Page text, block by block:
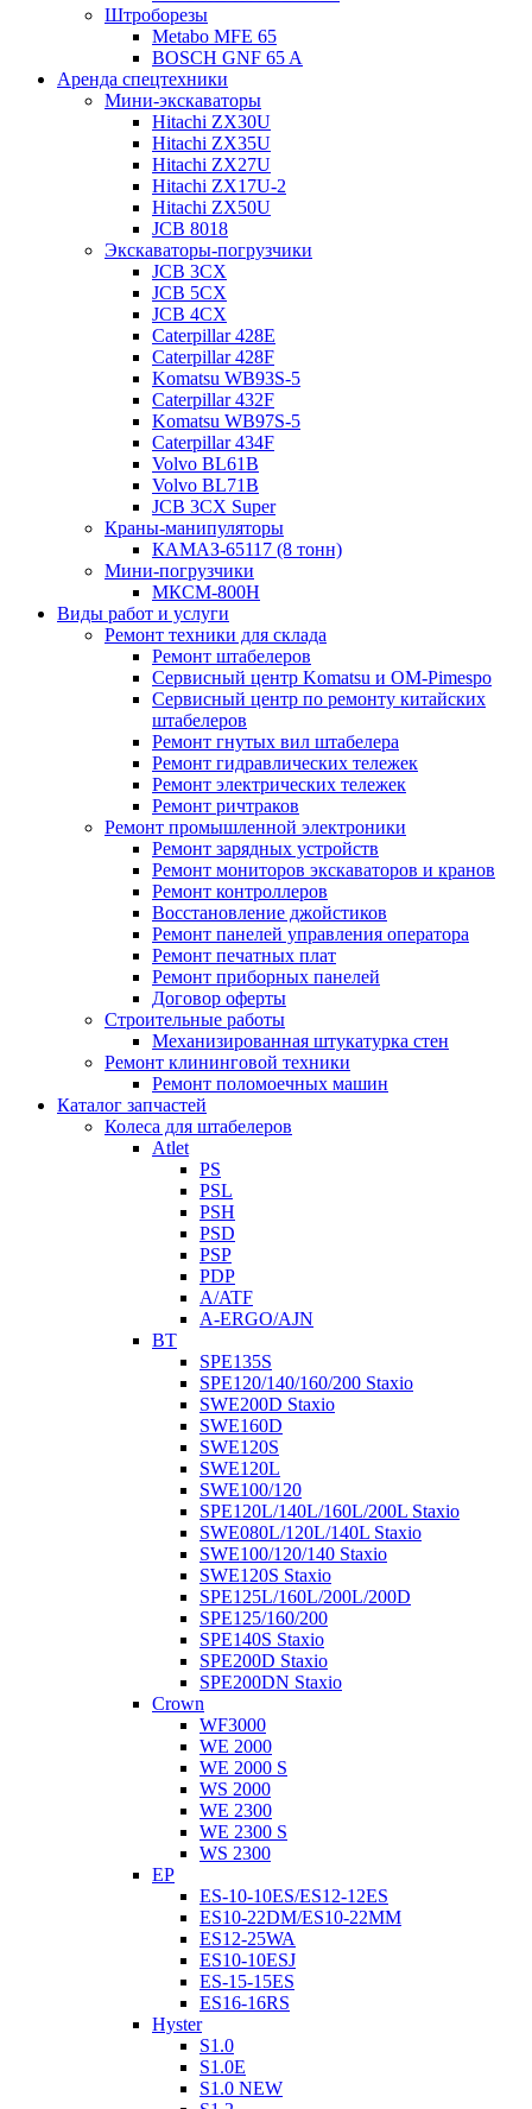
Штроборезы
Metabo MFE 65
BOSCH GNF 65 A
Аренда спецтехники
Мини-экскаваторы
Hitachi ZX30U
Hitachi ZX35U
Hitachi ZX27U
Hitachi ZX17U-2
Hitachi ZX50U
JCB 8018
Экскаваторы-погрузчики
JCB 3CX
JCB 5CX
JCB 4CX
Caterpillar 428E
Caterpillar 428F
Komatsu WB93S-5
Caterpillar 432F
Komatsu WB97S-5
Caterpillar 434F
Volvo BL61B
Volvo BL71B
JCB 3CX Super
Краны-манипуляторы
КАМАЗ-65117 (8 тонн)
Мини-погрузчики
МКСМ-800H
Виды работ и услуги
Ремонт техники для склада
Ремонт штабелеров
Сервисный центр Komatsu и OM-Pimespo
Сервисный центр по ремонту китайских
штабелеров
Ремонт гнутых вил штабелера
Ремонт гидравлических тележек
Ремонт электрических тележек
Ремонт ричтраков
Ремонт промышленной электроники
Ремонт зарядных устройств
Ремонт мониторов экскаваторов и кранов
Ремонт контроллеров
Восстановление джойстиков
Ремонт панелей управления оператора
Ремонт печатных плат
Ремонт приборных панелей
Договор оферты
Строительные работы
Механизированная штукатурка стен
Ремонт клининговой техники
Ремонт поломоечных машин
Каталог запчастей
Колеса для штабелеров
Atlet
PS
PSL
PSH
PSD
PSP
PDP
A/ATF
A-ERGO/AJN
BT
SPE135S
SPE120/140/160/200 Staxio
SWE200D Staxio
SWE160D
SWE120S
SWE120L
SWE100/120
SPE120L/140L/160L/200L Staxio
SWE080L/120L/140L Staxio
SWE100/120/140 Staxio
SWE120S Staxio
SPE125L/160L/200L/200D
SPE125/160/200
SPE140S Staxio
SPE200D Staxio
SPE200DN Staxio
Crown
WF3000
WE 2000
WE 2000 S
WS 2000
WE 2300
WE 2300 S
WS 2300
EP
ES-10-10ES/ES12-12ES
ES10-22DM/ES10-22MM
ES12-25WA
ES10-10ESJ
ES-15-15ES
ES16-16RS
Hyster
S1.0
S1.0E
S1.0 NEW